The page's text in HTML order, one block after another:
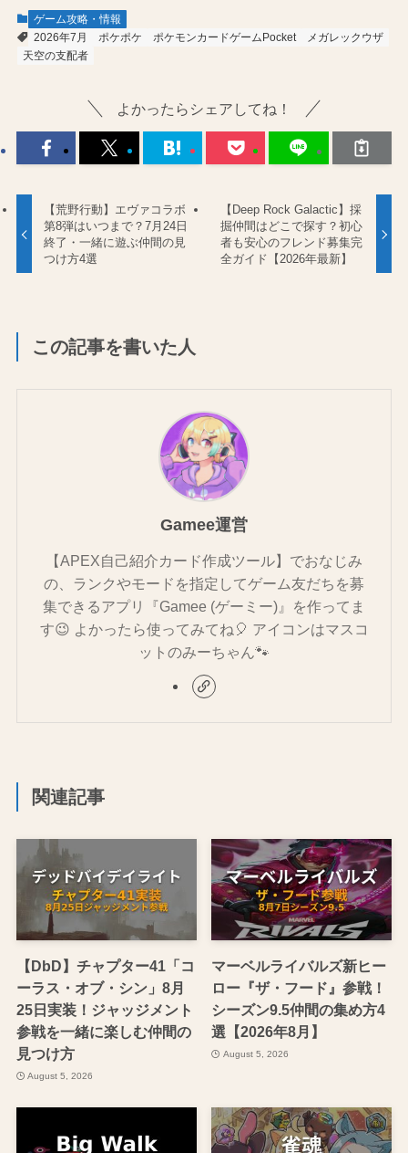
ゲーム攻略・情報
2026年7月
ポケポケ ポケモンカードゲームPocket
メガレックウザ
天空の支配者
よかったらシェアしてね！
【荒野行動】エヴァコラボ
第8弾はいつまで？7月24日
終了・一緒に遊ぶ仲間の見
つけ方4選
【Deep Rock Galactic】採
掘仲間はどこで探す？初心
者も安心のフレンド募集完
全ガイド【2026年最新】
この記事を書いた人
Gamee運営
【APEX自己紹介カード作成ツール】でおなじみ
の、ランクやモードを指定してゲーム友だちを募
集できるアプリ『Gamee (ゲーミー)』を作ってま
す😉 よかったら使ってみてね🎈 アイコンはマスコ
ットのみーちゃん🐾
関連記事
【DbD】チャプター41「コ
ーラス・オブ・シン」8月
25日実装！ジャッジメント
参戦を一緒に楽しむ仲間の
見つけ方
August 5, 2026
マーベルライバルズ新ヒー
ロー『ザ・フード』参戦！
シーズン9.5仲間の集め方4
選【2026年8月】
August 5, 2026